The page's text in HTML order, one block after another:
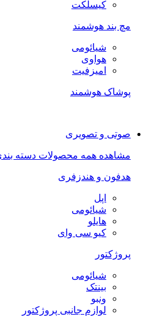
کیسلکت
مچ بند هوشمند
شیائومی
هواوی
امیزفیت
پوشاک هوشمند
صوتی و تصویری
مشاهده همه محصولات دسته بندی
هدفون و هندزفری
اپل
شیائومی
هایلو
کیو سی وای
پروژکتور
شیائومی
بینتک
ونبو
لوازم جانبی پروژکتور